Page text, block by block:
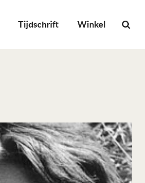
Tijdschrift Winkel